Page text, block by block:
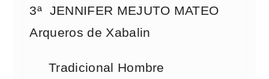
3ª JENNIFER MEJUTO MATEO
Arqueros de Xabalin
Tradicional Hombre